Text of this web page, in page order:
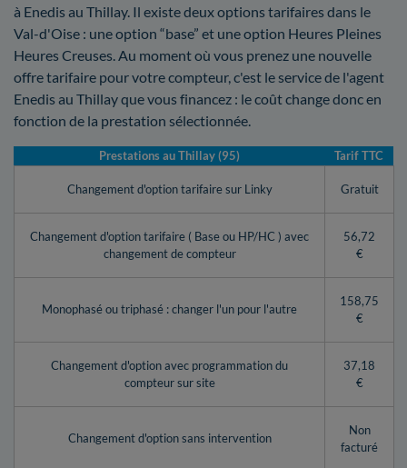
à Enedis au Thillay. Il existe deux options tarifaires dans le
Val-d'Oise : une option “base” et une option Heures Pleines
Heures Creuses. Au moment où vous prenez une nouvelle
offre tarifaire pour votre compteur, c'est le service de l'agent
Enedis au Thillay que vous financez : le coût change donc en
fonction de la prestation sélectionnée.
Prestations au Thillay (95) Tarif TTC
Changement d'option tarifaire sur Linky Gratuit
Changement d'option tarifaire ( Base ou HP/HC ) avec
changement de compteur
56,72
€
Monophasé ou triphasé : changer l'un pour l'autre
158,75
€
Changement d'option avec programmation du
compteur sur site
37,18
€
Changement d'option sans intervention
Non
facturé